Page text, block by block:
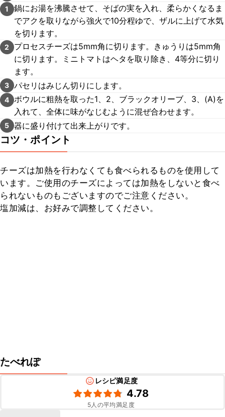
1
鍋にお湯を沸騰させて、そばの実を入れ、柔らかくなるま
でアクを取りながら強火で10分程ゆで、ザルに上げて水気
を切ります。
2
プロセスチーズは5mm角に切ります。きゅうりは5mm角
に切ります。ミニトマトはヘタを取り除き、4等分に切り
ます。
3 パセリはみじん切りにします。
4 ボウルに粗熱を取った1、2、ブラックオリーブ、3、(A)を
入れて、全体に味がなじむように混ぜ合わせます。
5 器に盛り付けて出来上がりです。
コツ・ポイント
チーズは加熱を行わなくても食べられるものを使用して
います。ご使用のチーズによっては加熱をしないと食べ
られないものもございますのでご注意ください。
塩加減は、お好みで調整してください。
たべれぽ
レシピ満足度
4.78
5人の平均満足度